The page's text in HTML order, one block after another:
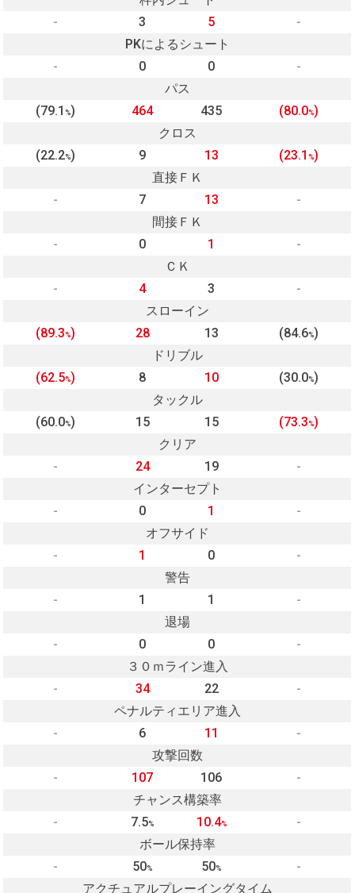
-
3 5
-
PKによるシュート
-
0 0
-
パス
(79.1%) 464 435 (80.0%)
クロス
(22.2%) 9 13 (23.1 %)
直接ＦＫ
-
7 13
-
間接ＦＫ
-
0 1
-
ＣＫ
-
4 3
-
スローイン
(89.3%) 28 13 (84.6%)
ドリブル
(62.5%) 8 10 (30.0%)
タックル
(60.0%) 15 15 (73.3%)
クリア
-
24 19
-
インターセプト
-
0 1
-
オフサイド
-
1 0
-
警告
-
1 1
-
退場
-
0 0
-
３０ｍライン進入
-
34 22
-
ペナルティエリア進入
-
6 11
-
攻撃回数
-
107 106
-
チャンス構築率
-
7.5% 10.4%
-
ボール保持率
-
50% 50%
-
アクチュアルプレーイングタイム